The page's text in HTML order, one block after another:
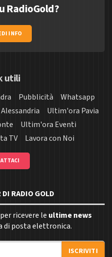
RadioGold?
INFO
utili
Pubblicità
Whatsapp
Ultim'ora Pavia
Ultim'ora Eventi
TV Lavora con Noi
RADIO GOLD
ricevere le ultime news
di posta elettronica.
ISCRIVITI